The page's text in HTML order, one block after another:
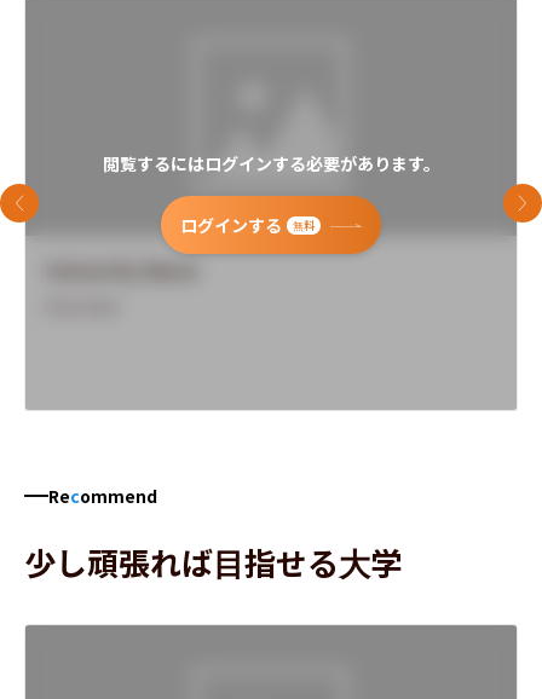
閲覧するにはログインする必要があります。
ログインする 無料
前のスライド 次
Recommend
少し頑張れば目指せる大学